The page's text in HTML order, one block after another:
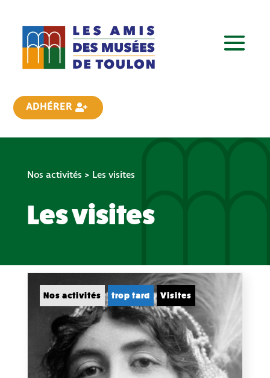
ADHÉRER
Nos activités > Les visites
Les visites
Nos activités trop tard Visites